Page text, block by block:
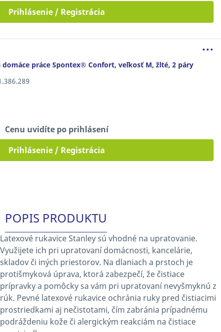
Prihlásenie / Registrácia
domáce práce Spontex® Confort, veľkosť M, žlté, 2 páry
Cenu uvidíte po prihlásení
Prihlásenie / Registrácia
POPIS PRODUKTU
Latexové rukavice Stanley sú vhodné na upratovanie.
Využijete ich pri upratovaní domácnosti, kancelárie,
skladov či iných priestorov. Na dlaniach a prstoch je
protišmyková úprava, ktorá zabezpečí, že čistiace
prípravky a pomôcky sa vám pri upratovaní nevyšmyknú z
rúk. Pevné latexové rukavice ochránia ruky pred čistiacimi
prostriedkami aj nečistotami, čím zabránia prípadnému
podráždeniu kože či alergickým reakciám na čistiace